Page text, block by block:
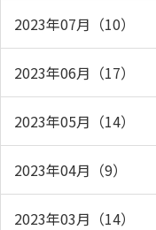
2023年07月（10）
2023年06月（17）
2023年05月（14）
2023年04月（9）
2023年03月（14）